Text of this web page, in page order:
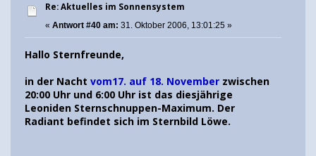
Re: Aktuelles im Sonnensystem
« Antwort #40 am: 31. Oktober 2006, 13:01:25 »
Hallo Sternfreunde,
in der Nacht vom17. auf 18. November zwischen
20:00 Uhr und 6:00 Uhr ist das diesjährige
Leoniden Sternschnuppen-Maximum. Der
Radiant befindet sich im Sternbild Löwe.